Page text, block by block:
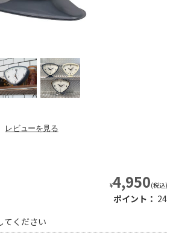
レビューを見る
¥4,950(税込)
ポイント： 24
てください